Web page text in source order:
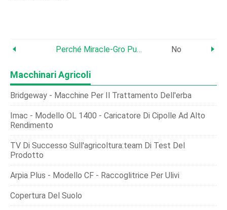
Perché Miracle‑Gro Può Compromettere Il Giardinaggio Sostenibile No
Macchinari Agricoli
Bridgeway - Macchine Per Il Trattamento Dell'erba
Imac - Modello OL 1400 - Caricatore Di Cipolle Ad Alto
Rendimento
TV Di Successo Sull'agricoltura:team Di Test Del
Prodotto
Arpia Plus - Modello CF - Raccoglitrice Per Ulivi
Copertura Del Suolo